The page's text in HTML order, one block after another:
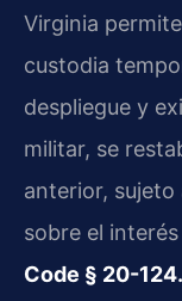
Virginia
custodia
despliegue y
militar, se
anterior,
sobre el
Code § 20-